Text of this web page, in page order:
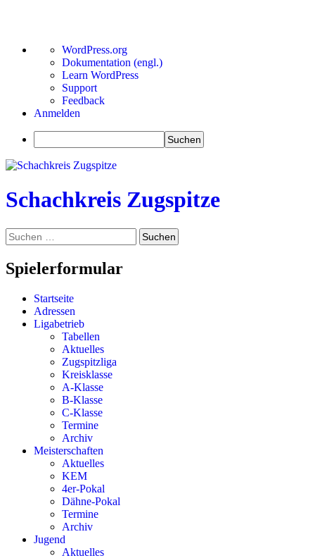
Über
WordPress
WordPress.org
Dokumentation (engl.)
Learn WordPress
Support
Feedback
Anmelden
Suchen
Zum
springen
Schachkreis Zugspitze
Suchen
Suchen
nach:
Spielerformular
Startseite
Adressen
Ligabetrieb
Tabellen
Aktuelles
Zugspitzliga
Kreisklasse
A-Klasse
B-Klasse
C-Klasse
Termine
Archiv
Meisterschaften
Aktuelles
KEM
4er-Pokal
Dähne-Pokal
Termine
Archiv
Jugend
Aktuelles